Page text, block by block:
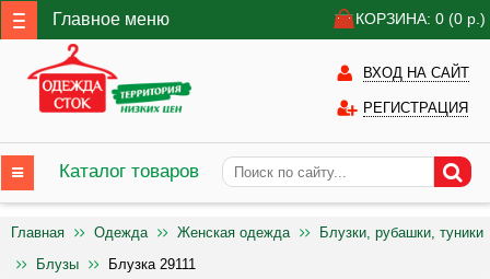
Главное меню КОРЗИНА: 0 (0 р.)
ВХОД НА САЙТ
РЕГИСТРАЦИЯ
Каталог товаров
Главная Одежда Женская одежда
Блузки, рубашки, туники
Блузы
Блузка 29111